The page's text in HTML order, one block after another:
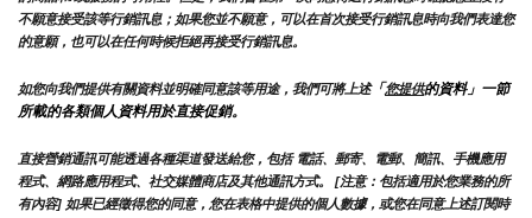
不願意接受該等行銷訊息；如果您並不願意，可以在首次接受行銷訊息時向我們表達您
的意願，也可以在任何時候拒絕再接受行銷訊息。
如您向我們提供有關資料並明確同意該等用途，我們可將上述「您提供的資料」一節
所載的各類個人資料用於直接促銷。
直接營銷通訊可能透過各種渠道發送給您，包括 電話、郵寄、電郵、簡訊、手機應用
程式、網路應用程式、社交媒體商店及其他通訊方式。 [注意：包括適用於您業務的所
有內容] 如果已經徵得您的同意，您在表格中提供的個人數據，或您在同意上述訂閱時